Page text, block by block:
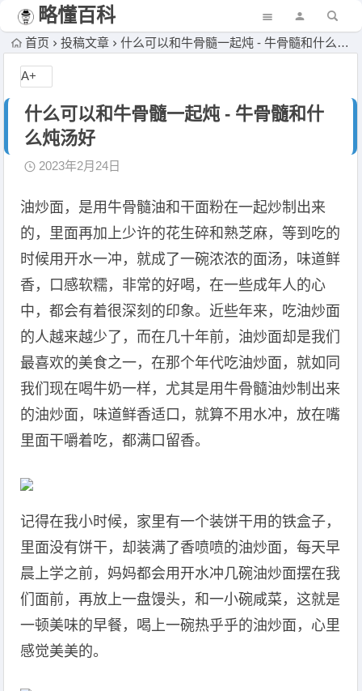
略懂百科
首页 投稿文章 什么可以和牛骨髓一起炖 - 牛骨髓和什么炖汤好
什么可以和牛骨髓一起炖 - 牛骨髓和什
么炖汤好
2023年2月24日
油炒面，是用牛骨髓油和干面粉在一起炒制出来
的，里面再加上少许的花生碎和熟芝麻，等到吃的
时候用开水一冲，就成了一碗浓浓的面汤，味道鲜
香，口感软糯，非常的好喝，在一些成年人的心
中，都会有着很深刻的印象。近些年来，吃油炒面
的人越来越少了，而在几十年前，油炒面却是我们
最喜欢的美食之一，在那个年代吃油炒面，就如同
我们现在喝牛奶一样，尤其是用牛骨髓油炒制出来
的油炒面，味道鲜香适口，就算不用水冲，放在嘴
里面干嚼着吃，都满口留香。
记得在我小时候，家里有一个装饼干用的铁盒子，
里面没有饼干，却装满了香喷喷的油炒面，每天早
晨上学之前，妈妈都会用开水冲几碗油炒面摆在我
们面前，再放上一盘馒头，和一小碗咸菜，这就是
一顿美味的早餐，喝上一碗热乎乎的油炒面，心里
感觉美美的。
A+